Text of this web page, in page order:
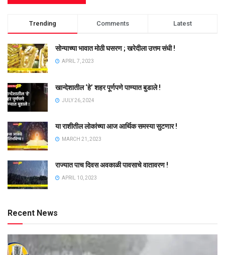
Trending Comments Latest
सोन्याच्या भावात मोठी घसरण ; खरेदीला उत्तम संधी !
APRIL 7, 2023
खान्देशातील ‘हे’ शहर पूर्णपणे पाण्यात बुडाले !
JULY 26, 2024
या राशीतील लोकांच्या आज आर्थिक समस्या सुटणार !
MARCH 21, 2023
राज्यात पाच दिवस अवकाळी पावसाचे वातावरण !
APRIL 10, 2023
Recent News